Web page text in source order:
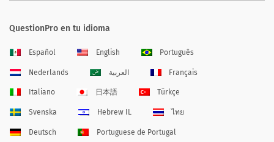
QuestionPro en tu idioma
Español English Português
Nederlands العربية Français
Italiano 日本語 Türkçe
Svenska Hebrew IL ไทย
Deutsch Portuguese de Portugal